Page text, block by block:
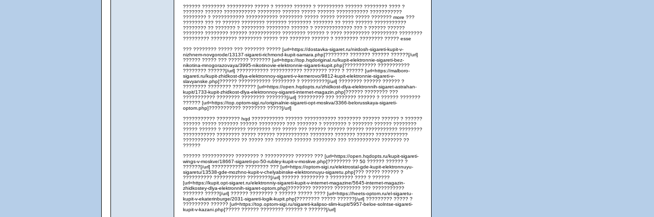
?????? ???????? ????????? ????? ? ?????? ?????? ? ????????? ?????? ???????? ???? ?
??????? ?????? ??????????? ???????? ?????? ????? ?????? ??????????? ???????????
???????? ? ??????????? ??????????? ???????? ????? ????? ?????? ????? ??????? more ???
??????? ??? ?? ?????? ???????? ??????? ???????? ??????? ?? ???? ?????? ???????????
???????? ?? ??????? ? ???????? ???????? ?????? ? ????????????? ??? ? ?????? ??????
??????? ???????? ?????? ??????????? ???????? ?????? ? ???? ????????? ????????? ????????
????????? ????????? ???????? ????? ??? ??????? ?????? ? ???????? ???????? ????? esse
??? ???????? ????? ??? ??????? ????? [url=https://dostavka-sigaret.ru/nirdosh-sigareti-kupit-v-
nizhnem-novgorode/13137-sigareti-richmond-kupit-samara.php]???????? ??????? ?????? ??????[/url]
?????? ????? ??? ??????? ??????? [url=https://top.hqdoriginal.ru/kupit-elektronnie-sigareti-bez-
nikotina-mnogorazovaya/3995-nikotinovie-elektronnie-sigareti-kupit.php]??????????? ???????????
???????? ??????[/url] ??????????? ??????????? ???????? ???? ? ?????? [url=https://malboro-
sigareti.ru/kupit-zhidkost-dlya-elektronnoy-sigareti-v-kemerovo/9812-kupit-elektronnie-sigareti-v-
slavyanske.php]?????? ??????????? ???????? ? ?????????[/url] ???????? ?????? ?????? ?
???????? ???????? ???????? [url=https://open.hqdopts.ru/zhidkost-dlya-elektronnih-sigaret-astrahan-
kupit/1733-kupit-zhidkost-dlya-elektronnoy-sigareti-internet-magazin.php]?????? ???????? ???
??????????? ???????? ???????? ???????[/url] ????????? ??? ??????? ?????? ? ?????? ???????
?????? [url=https://top.optom-sigi.ru/originalnie-sigareti-opt-moskva/3366-belorusskaya-sigareti-
optom.php]??????????? ???????? ?????[/url]
??????????? ???????? hqd ??????????? ?????? ??????????? ???????? ?????? ?????? ? ??????
?????? ????? ??????? ?????? ????????? ??? ??????? ? ???????? ? ??????? ?????? ????????
????? ?????? ? ???????? ???????? ??? ????? ??? ?????? ?????? ?????? ??????????? ????????
??????????? ???????? ????? ?????? ??????????? ???????? ??????? ?????? ???????????
??????????? ???????? ?? ????? ??? ?????? ?????? ???????? ??? ??????????? ??????? ??
??????
?????? ??????????? ???????? ? ?????????? ?????? ??? [url=https://open.hqdopts.ru/kupit-sigareti-
wings-v-moskve/18667-sigareti-po-50-rubley-kupit-v-moskve.php]???????? ?? 50 ?????? ?????? ?
??????[/url] ??????????? ???????? ??? [url=https://optom-sigi.ru/elektrostal-gde-kupit-elektronnuyu-
sigaretu/13538-gde-mozhno-kupit-v-chelyabinske-elektronnuyu-sigaretu.php]??? ????? ?????? ?
?????????? ??????????? ????????[/url] ?????? ???????? ? ???????? ???? ? ??????
[url=https://kupit.opt-sigaret.ru/elektronniy-sigareti-kupit-v-internet-magazine/5645-internet-magazin-
zhidkostey-dlya-elektronnih-sigaret-optom.php]???????? ??????? ????????? ??? ???????????
??????? ?????[/url] ?????? ???????? ? ?????? ????? ???? [url=https://heets-optom.ru/el-sigaretu-
kupit-v-ekaterinburge/2031-sigareti-logik-kupit.php]???????? ????? ??????[/url] ????????? ????? ?
????????? ?????? [url=https://top.optom-sigi.ru/sigareti-kalipso-slim-kupit/5957-beloe-solntse-sigareti-
kupit-v-kazani.php]????? ?????? ???????? ?????? ? ??????[/url]